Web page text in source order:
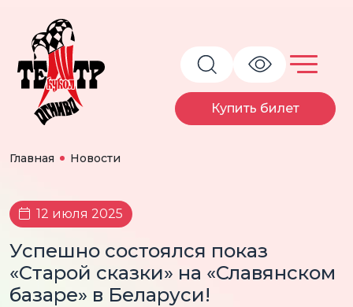
Купить билет
Главная Новости
12 июля 2025
Успешно состоялся показ
«Старой сказки» на «Славянском
базаре» в Беларуси!